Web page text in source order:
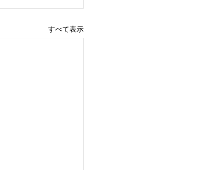
すべて表示